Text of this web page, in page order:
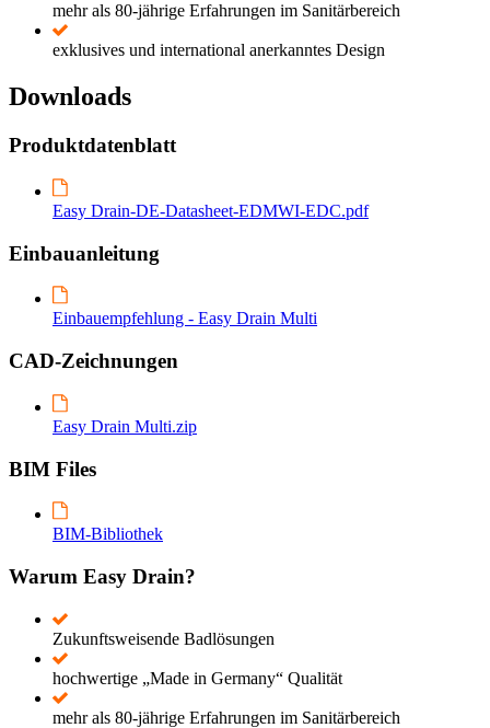
mehr als 80-jährige Erfahrungen im Sanitärbereich
exklusives und international anerkanntes Design
Downloads
Produktdatenblatt
Easy Drain-DE-Datasheet-EDMWI-EDC.pdf
Einbauanleitung
Einbauempfehlung - Easy Drain Multi
CAD-Zeichnungen
Easy Drain Multi.zip
BIM Files
BIM-Bibliothek
Warum Easy Drain?
Zukunftsweisende Badlösungen
hochwertige „Made in Germany“ Qualität
mehr als 80-jährige Erfahrungen im Sanitärbereich